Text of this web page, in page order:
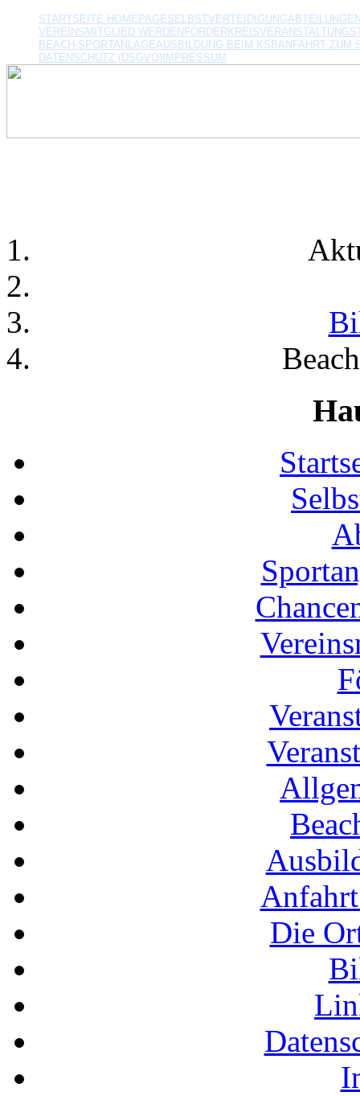
STARTSEITE HOMEPAGESELBSTVERTEIDIGUNG
VEREINSMITGLIED WERDEN FÖRDERKREIS
BEACH-SPORTANLAGEAUSBILDUNG BEIM KSBANFAHRT ZUM
DATENSCHUTZ (DSGVO) IMPRESSUM
Die